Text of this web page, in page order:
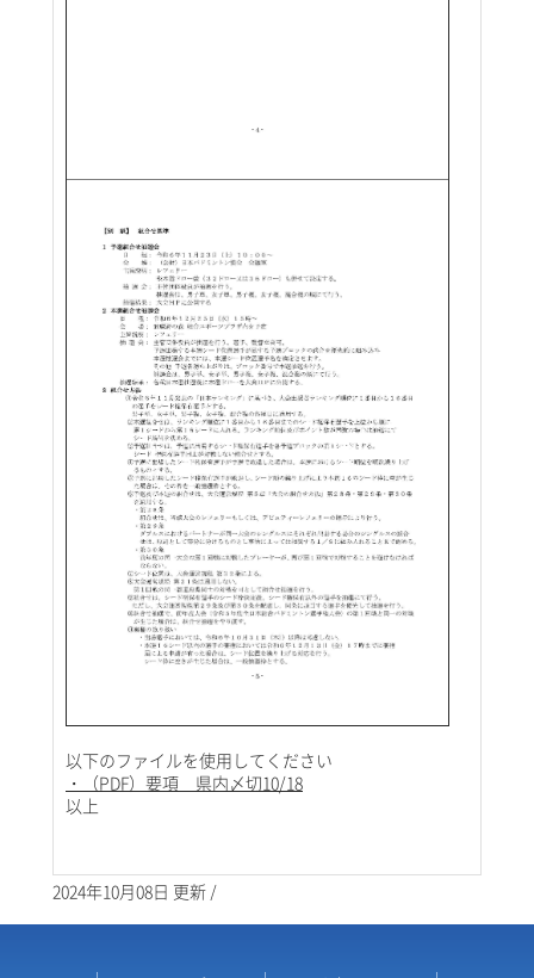
以下のファイルを使用してください
・（PDF）要項 県内〆切10/18
以上
2024年10月08日 更新 /